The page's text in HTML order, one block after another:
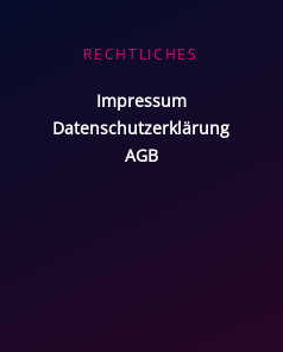
RECHTLICHES
Impressum
Datenschutzerklärung
AGB